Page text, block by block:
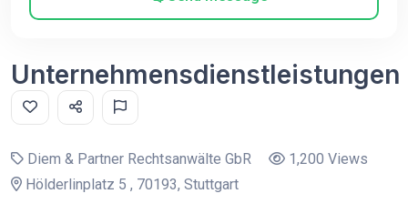
Unternehmensdienstleistungen
Diem & Partner Rechtsanwälte GbR
1,200 Views
Hölderlinplatz 5 , 70193, Stuttgart